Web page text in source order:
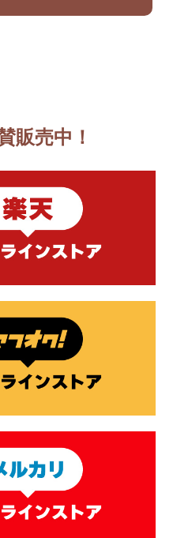
販売中！